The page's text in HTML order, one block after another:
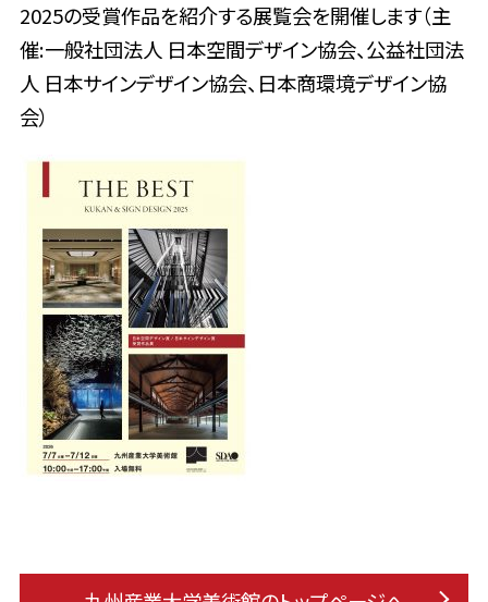
2025の受賞作品を紹介する展覧会を開催します（主
催:一般社団法人 日本空間デザイン協会、公益社団法
人 日本サインデザイン協会、日本商環境デザイン協
会）